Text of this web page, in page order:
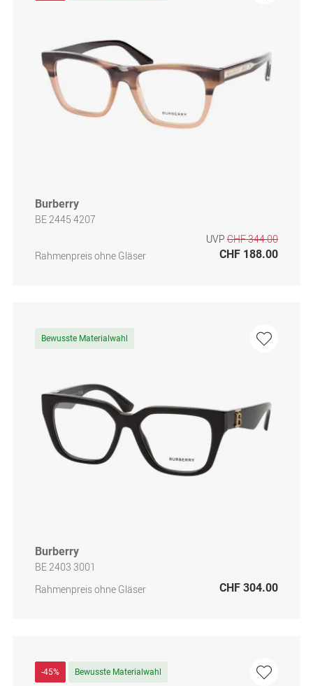
Burberry
BE 2445 4207
Rahmenpreis ohne Gläser
UVP CHF 344.00
CHF 188.00
Bewusste Materialwahl
Burberry
BE 2403 3001
Rahmenpreis ohne Gläser
CHF 304.00
-45% Bewusste Materialwahl